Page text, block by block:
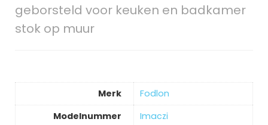
geborsteld voor keuken en badkamer
stok op muur
Merk
‎Fodlon
Modelnummer
‎Imaczi